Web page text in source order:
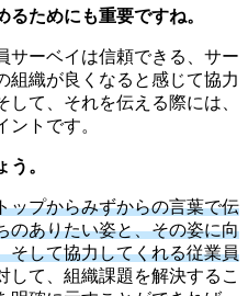
ためにも重要ですね。
サーベイは信頼できる、サー
組織が良くなると感じて協力
て、それを伝える際には、
ントです。
。
ップからみずからの言葉で伝
のありたい姿と、その姿に向
そして協力してくれる従業員
して、組織課題を解決するこ